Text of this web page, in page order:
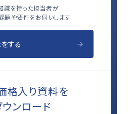
識を持った担当者が
題や要件をお伺いします
する
格入り資料を
ウンロード